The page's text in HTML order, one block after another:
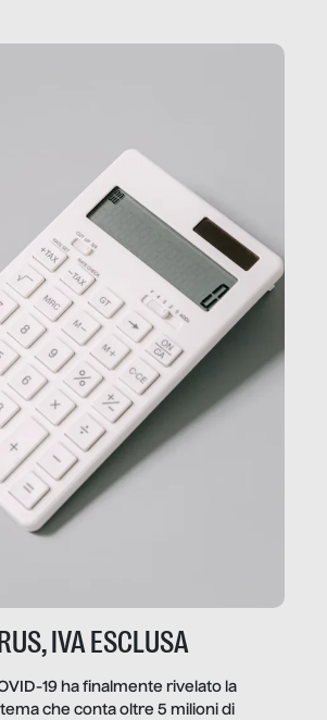
IVA ESCLUSA
19 ha finalmente rivelato la
che conta oltre 5 milioni di